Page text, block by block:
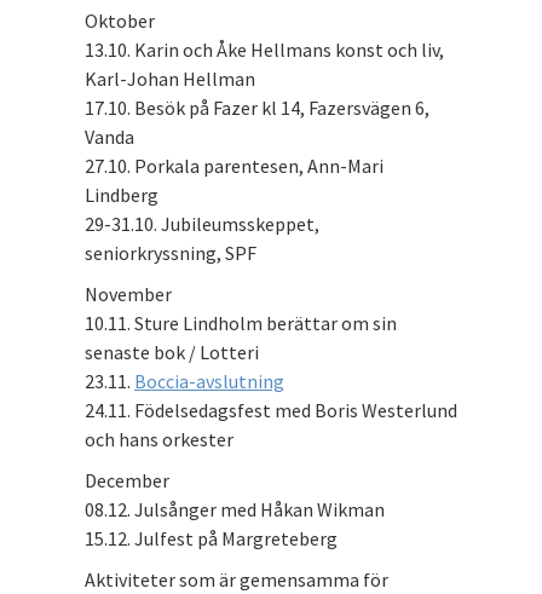
Oktober
13.10. Karin och Åke Hellmans konst och liv,
Karl-Johan Hellman
17.10. Besök på Fazer kl 14, Fazersvägen 6,
Vanda
27.10. Porkala parentesen, Ann-Mari
Lindberg
29-31.10. Jubileumsskeppet,
seniorkryssning, SPF
November
10.11. Sture Lindholm berättar om sin
senaste bok / Lotteri
23.11. Boccia-avslutning
24.11. Födelsedagsfest med Boris Westerlund
och hans orkester
December
08.12. Julsånger med Håkan Wikman
15.12. Julfest på Margreteberg
Aktiviteter som är gemensamma för